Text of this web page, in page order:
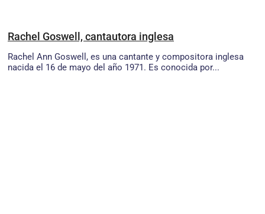
Rachel Goswell, cantautora inglesa
Rachel Ann Goswell, es una cantante y compositora inglesa
nacida el 16 de mayo del año 1971. Es conocida por...